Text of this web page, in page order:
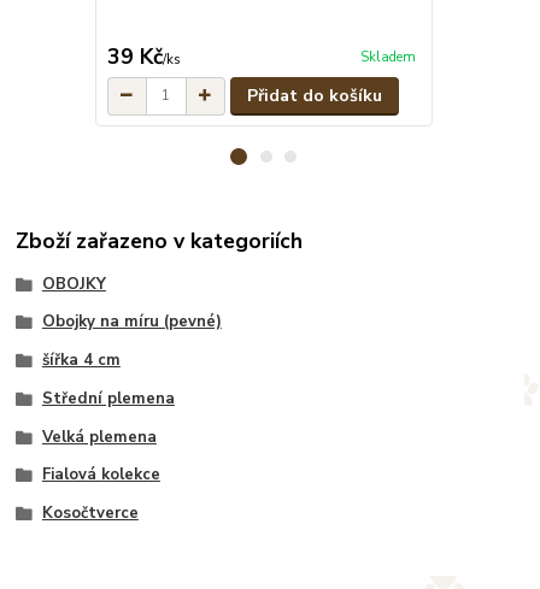
39 Kč/ks Skladem
Přidat do košíku
Zboží zařazeno v kategoriích
OBOJKY
Obojky na míru (pevné)
šířka 4 cm
Střední plemena
Velká plemena
Fialová kolekce
Kosočtverce